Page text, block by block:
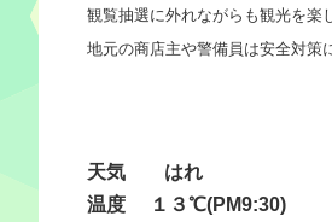
観覧抽選に外れながらも観光を楽
地元の商店主や警備員は安全対策
天気 はれ
温度 １３℃(PM9:30)